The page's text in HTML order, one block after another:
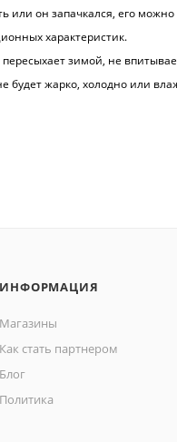
или он запачкался, его можно
характеристик.
зимой, не
будет жарко, холодно или
ИНФОРМАЦИЯ
Магазины
Как стать партнером
Блог
Политика